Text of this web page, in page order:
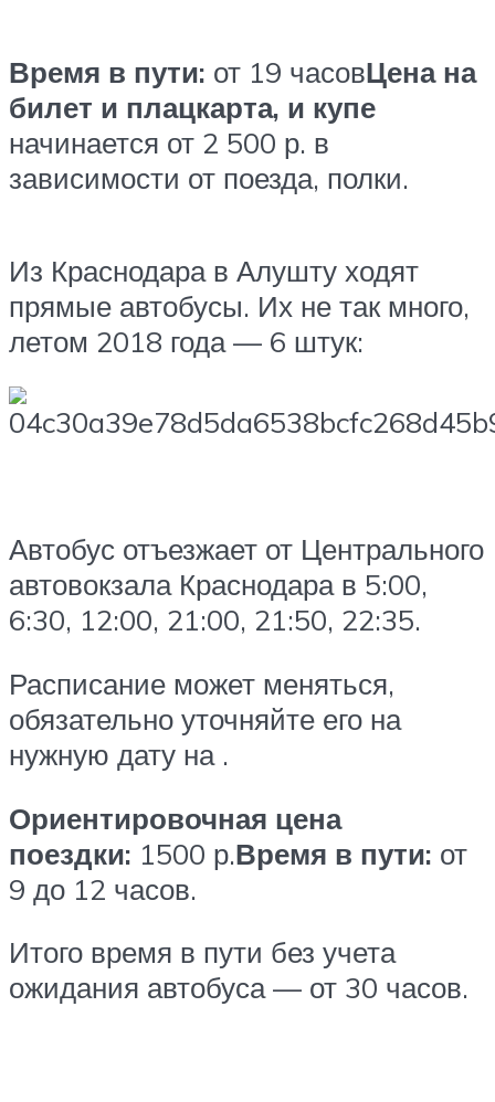
Время в пути: от 19 часовЦена на
билет и плацкарта, и купе
начинается от 2 500 р. в
зависимости от поезда, полки.
Из Краснодара в Алушту ходят
прямые автобусы. Их не так много,
летом 2018 года — 6 штук:
Автобус отъезжает от Центрального
автовокзала Краснодара в 5:00,
6:30, 12:00, 21:00, 21:50, 22:35.
Расписание может меняться,
обязательно уточняйте его на
нужную дату на .
Ориентировочная цена
поездки: 1500 р.Время в пути: от
9 до 12 часов.
Итого время в пути без учета
ожидания автобуса — от 30 часов.